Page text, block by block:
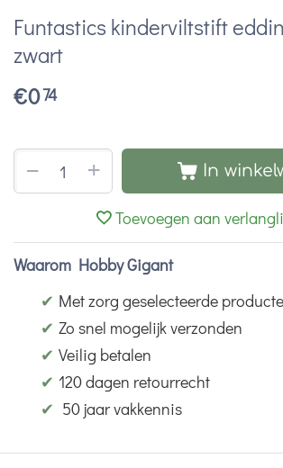
Funtastics kinderviltstift
zwart
€074
+
− In
Toevoegen aan
Waarom Hobby Gigant
✔ Met zorg geselecteerde
✔ Zo snel mogelijk verzonden
✔ Veilig betalen
✔ 120 dagen retourrecht
✔ 50 jaar vakkennis